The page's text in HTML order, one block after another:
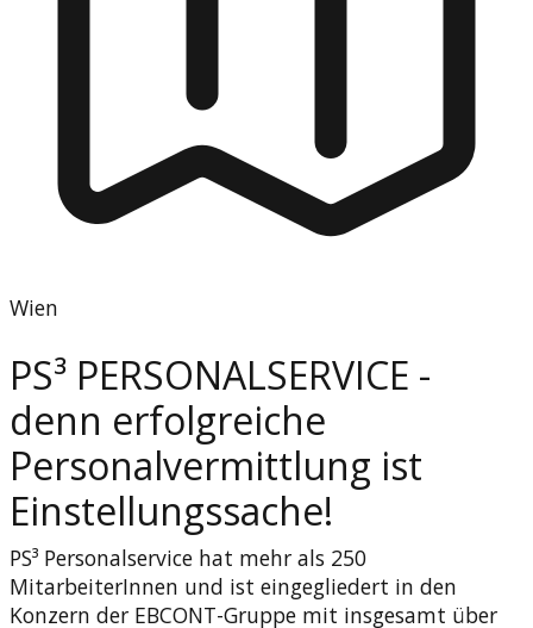
Wien
PS³ PERSONALSERVICE -
denn erfolgreiche
Personalvermittlung ist
Einstellungssache!
PS³ Personalservice hat mehr als 250
MitarbeiterInnen und ist eingegliedert in den
Konzern der EBCONT-Gruppe mit insgesamt über